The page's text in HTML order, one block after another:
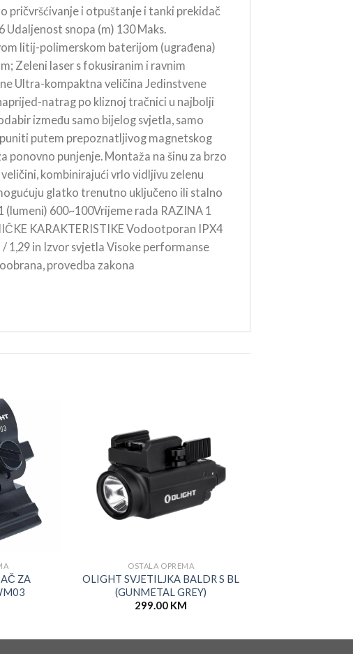
pričvršćivanje i otpuštanje i tanki prekidač
snopa (m) 130 Maks.
litij-polimerskom baterijom (ugrađena)
Zeleni laser s fokusiranim i ravnim
Ultra-kompaktna veličina Jedinstvene
natrag po kliznoj tračnici u najbolji
između samo bijelog svjetla, samo
putem prepoznatljivog magnetskog
ponovno punjenje. Montaža na šinu za brzo
kombinirajući vrlo vidljivu zelenu
glatko trenutno uključeno ili stalno
600~100Vrijeme rada RAZINA 1
KARAKTERISTIKE Vodootporan IPX4
/ 1,29 in Izvor svjetla Visoke performanse
provedba zakona
ZA
OSTALA OPREMA
OLIGHT SVJETILJKA BALDR S BL
(GUNMETAL GREY)
299.00 KM